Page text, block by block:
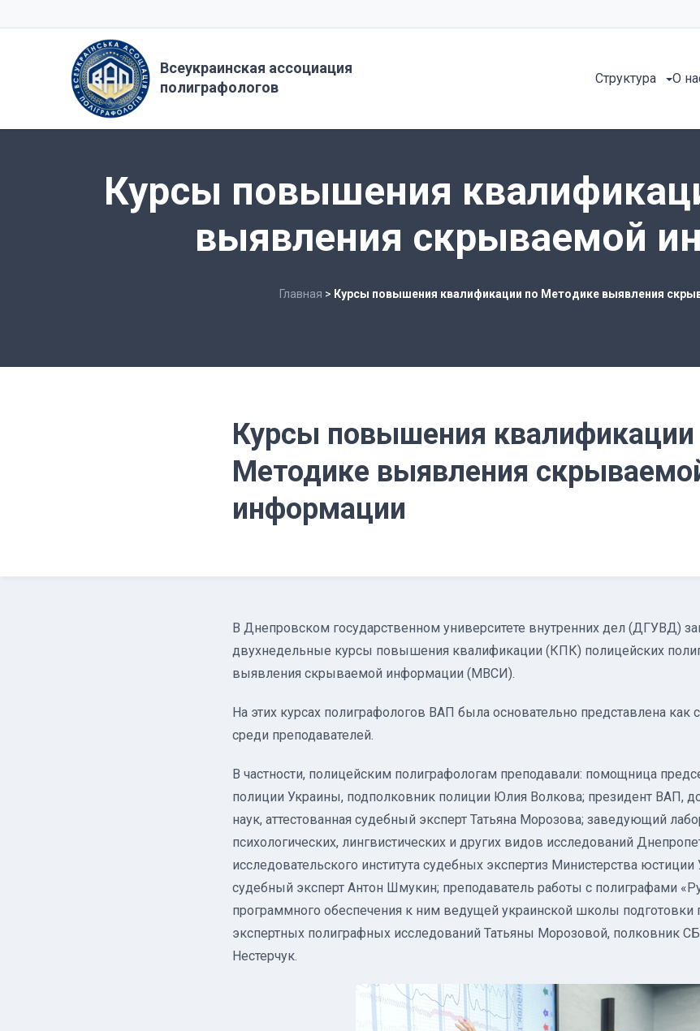
Всеукраинская ассоциация
полиграфологов
Структура О
Курсы повышения
выявления скрываемой
Главная > Курсы повышения квалификации по Методике выявления
Курсы повышения квалификации
Методике выявления
информации
В Днепровском государственном университете внутренних дел (ДГУВД)
двухнедельные курсы повышения квалификации (КПК) полицейских
выявления скрываемой информации (МВСИ).
На этих курсах полиграфологов ВАП была основательно представлена как
среди преподавателей.
В частности, полицейским полиграфологам преподавали: помощница
полиции Украины, подполковник полиции Юлия Волкова; президент ВАП,
наук, аттестованная судебный эксперт Татьяна Морозова; заведующий
психологических, лингвистических и других видов исследований
исследовательского института судебных экспертиз Министерства
судебный эксперт Антон Шмукин; преподаватель работы с полиграфами
программного обеспечения к ним ведущей украинской школы подготовки
экспертных полиграфных исследований Татьяны Морозовой, полковник
Нестерчук.